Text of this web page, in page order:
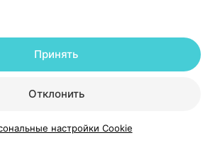
КорзинаИзбранноеПрофиль
внутрь независимо от
предназначена исключительно
Отклонить
Принять
настройки Cookie